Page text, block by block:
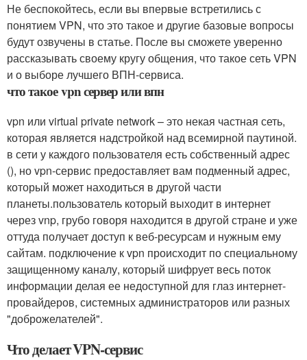
Не беспокойтесь, если вы впервые встретились с
понятием VPN, что это такое и другие базовые вопросы
будут озвучены в статье. После вы сможете уверенно
рассказывать своему кругу общения, что такое сеть VPN
и о выборе лучшего ВПН-сервиса.
что такое vpn сервер или впн
vpn или virtual private network – это некая частная сеть,
которая является надстройкой над всемирной паутиной.
в сети у каждого пользователя есть собственный адрес
(), но vpn-сервис предоставляет вам подменный адрес,
который может находиться в другой части
планеты.пользователь который выходит в интернет
через vnp, грубо говоря находится в другой стране и уже
оттуда получает доступ к веб-ресурсам и нужным ему
сайтам. подключение к vpn происходит по специальному
защищенному каналу, который шифрует весь поток
информации делая ее недоступной для глаз интернет-
провайдеров, системных администраторов или разных
"доброжелателей".
Что делает VPN-сервис